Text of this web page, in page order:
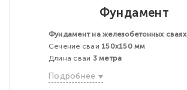
Фундамент
Фундамент на железобетонных сваях
Сечение сваи 150х150 мм
Длина сваи 3 метра
Подробнее